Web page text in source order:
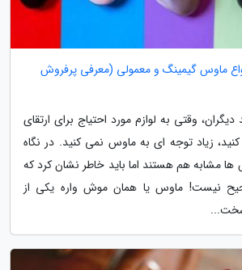
ماوس گیمینگ و معمولی (معرفی پرفروش
دیگران، وقتی به لوازم مورد احتیاج برای ارتقای
زیاد توجه ای به ماوس نمی کنید. در نگاه
ها مشابه هم هستند اما باید خاطر نشان کرد که
نیست! ماوس یا همان موش واره یکی از
سخت...